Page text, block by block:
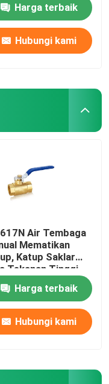
Harga terbaik
Hubungi kami
Air Tembaga
Mematikan
Katup Saklar
Tekanan Tinggi
Harga terbaik
Hubungi kami